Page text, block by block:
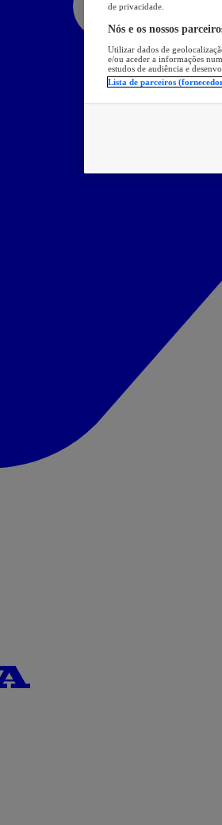
de privacidade.
Nós e os nossos
Utilizar dados de
e/ou aceder a informações
estudos de audiência e
Lista de parceiros